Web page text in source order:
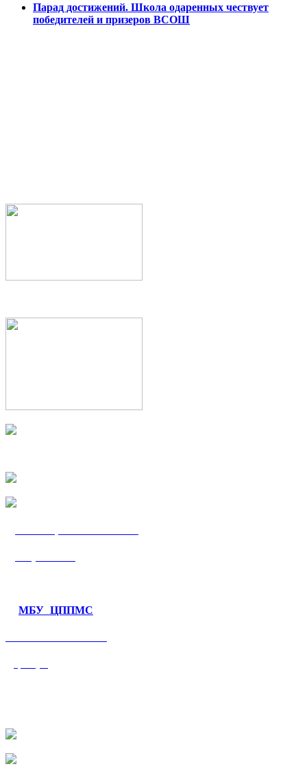
Парад достижений. Школа одаренных чествует
победителей и призеров ВСОШ
МБУ ЦППМС